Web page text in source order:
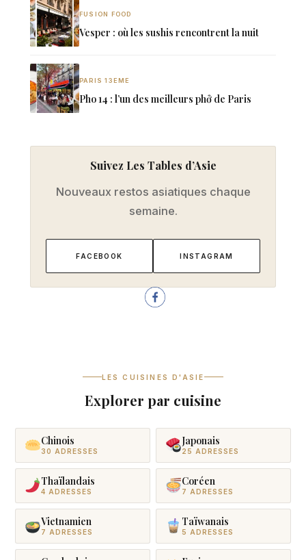
FUSION FOOD
Vesper : où les sushis rencontrent la nuit
PARIS 13EME
Pho 14 : l’un des meilleurs phở de Paris
Suivez Les Tables d’Asie
Nouveaux restos asiatiques chaque
semaine.
FACEBOOK INSTAGRAM
LES CUISINES D'ASIE
Explorer par cuisine
Chinois
30 ADRESSES
Japonais
25 ADRESSES
Thaïlandais
4 ADRESSES
Coréen
7 ADRESSES
Vietnamien
7 ADRESSES
Taïwanais
5 ADRESSES